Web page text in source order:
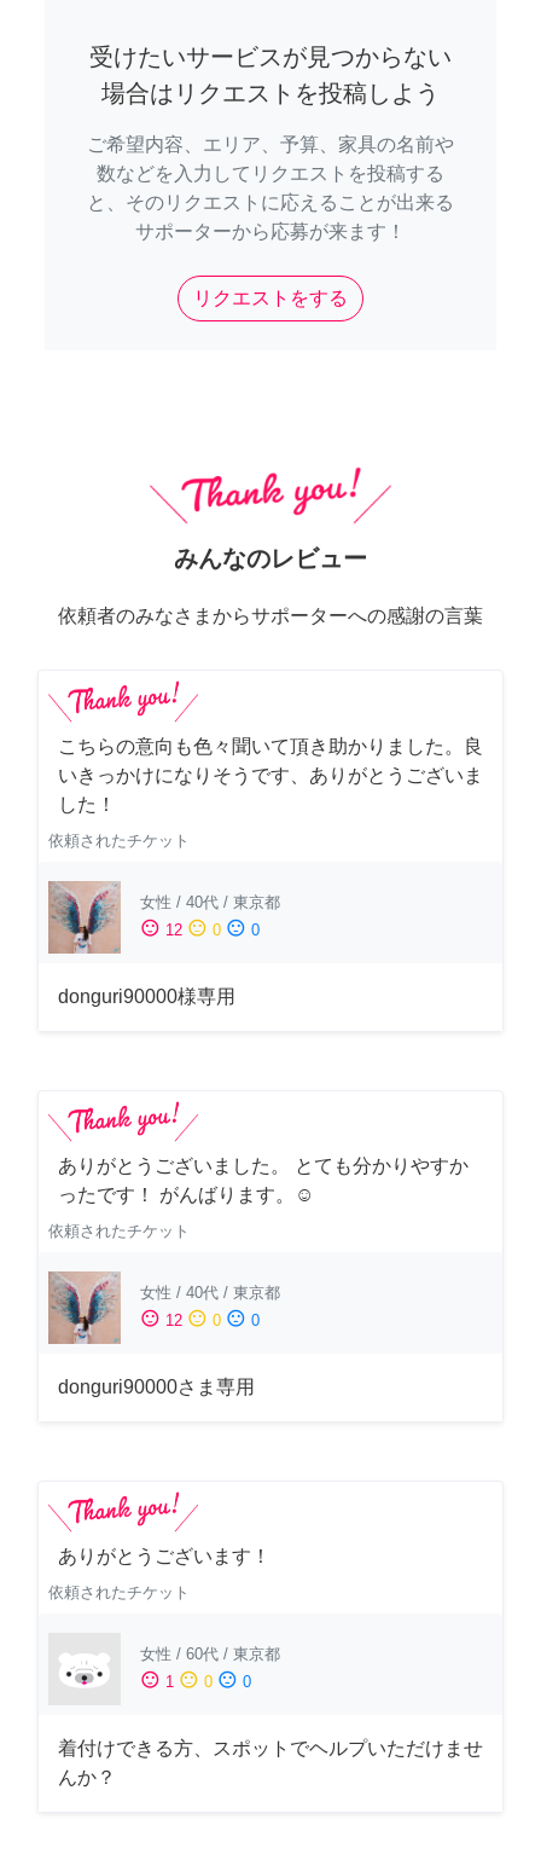
受けたいサービスが見つからない
場合はリクエストを投稿しよう
ご希望内容、エリア、予算、家具の名前や
数などを入力してリクエストを投稿する
と、そのリクエストに応えることが出来る
サポーターから応募が来ます！
リクエストをする
みんなのレビュー
依頼者のみなさまからサポーターへの感謝の言葉
こちらの意向も色々聞いて頂き助かりました。良
いきっかけになりそうです、ありがとうございま
した！
依頼されたチケット
女性 / 40代 / 東京都
sentiment_satisfied 12 sentiment_neutral 0 sentiment_dissatisfied 0
donguri90000様専用
ありがとうございました。 とても分かりやすか
ったです！ がんばります。☺️
依頼されたチケット
女性 / 40代 / 東京都
sentiment_satisfied 12 sentiment_neutral 0 sentiment_dissatisfied 0
donguri90000さま専用
ありがとうございます！
依頼されたチケット
女性 / 60代 / 東京都
sentiment_satisfied 1 sentiment_neutral 0 sentiment_dissatisfied 0
着付けできる方、スポットでヘルプいただけませ
んか？